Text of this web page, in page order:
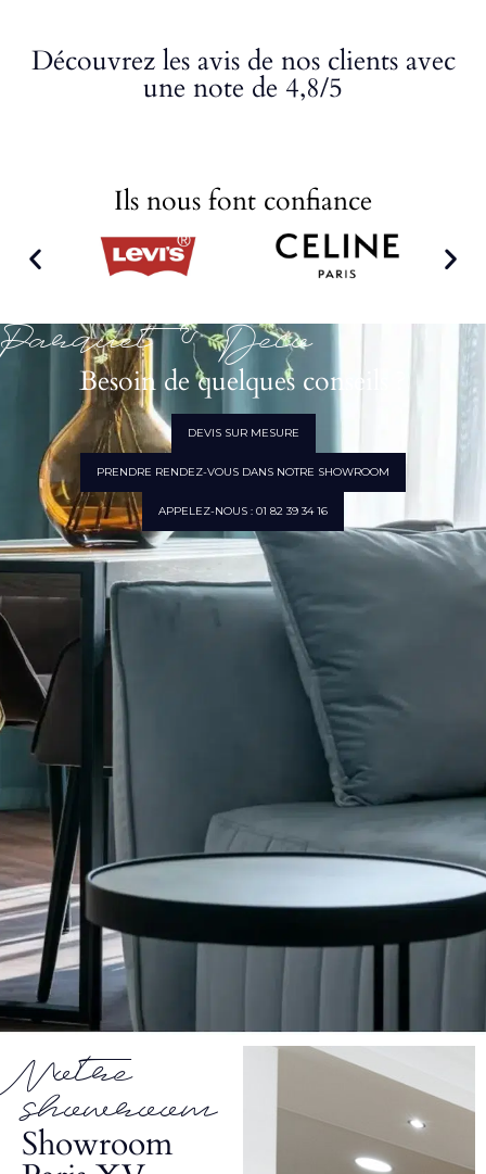
Découvrez les avis de nos clients avec
une note de 4,8/5
Ils nous font confiance
Parquet & Déco
Besoin de quelques conseils ?
DEVIS SUR MESURE
PRENDRE RENDEZ-VOUS DANS NOTRE SHOWROOM
APPELEZ-NOUS : 01 82 39 34 16
Notre
showroom
Showroom